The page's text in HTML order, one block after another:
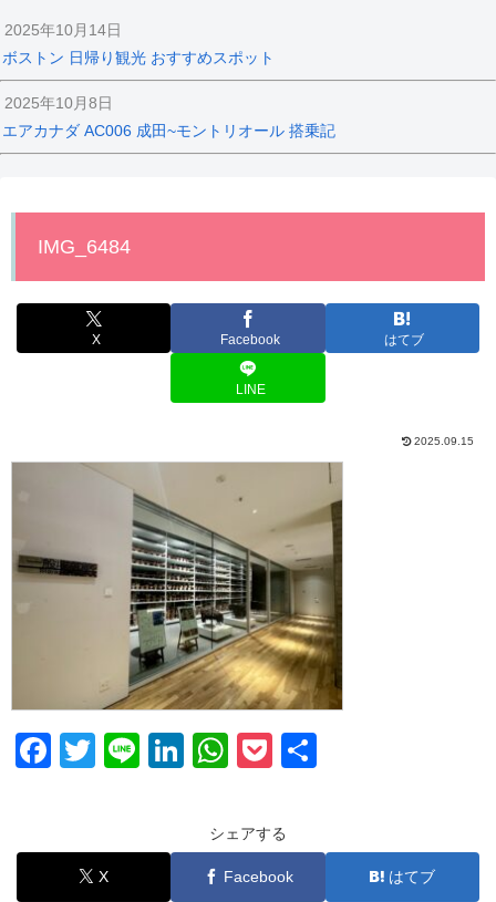
2025年10月14日
ボストン 日帰り観光 おすすめスポット
2025年10月8日
エアカナダ AC006 成田~モントリオール 搭乗記
IMG_6484
X Facebook はてブ
LINE
2025.09.15
F
e
b
T
er
Li
Li
e
dI
W
at
s
A
P
ck
et
シェアする
X Facebook はてブ